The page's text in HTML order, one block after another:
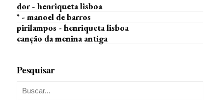
dor - henriqueta lisboa
* - manoel de barros
pirilampos - henriqueta lisboa
canção da menina antiga
Pesquisar